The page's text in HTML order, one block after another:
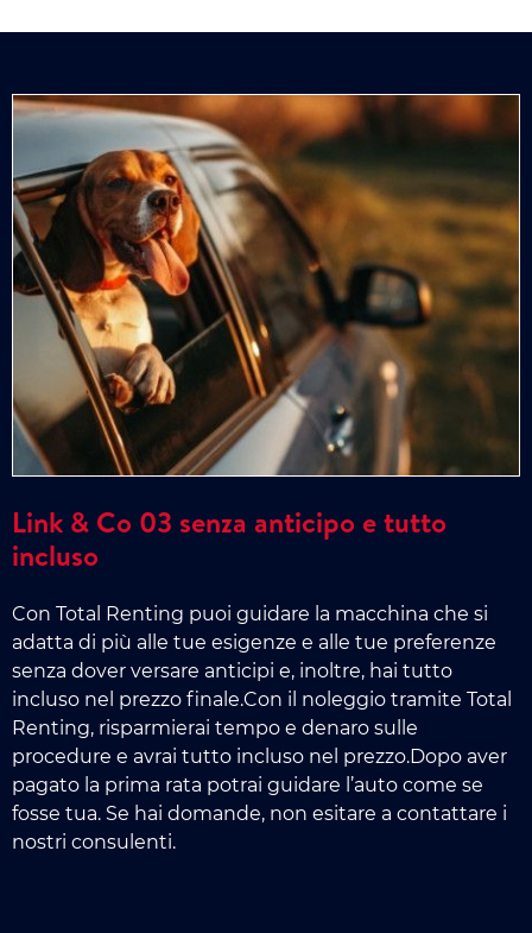
Link & Co 03 senza anticipo e tutto
incluso
Con Total Renting puoi guidare la macchina che si
adatta di più alle tue esigenze e alle tue preferenze
senza dover versare anticipi e, inoltre, hai tutto
incluso nel prezzo finale.Con il noleggio tramite Total
Renting, risparmierai tempo e denaro sulle
procedure e avrai tutto incluso nel prezzo.Dopo aver
pagato la prima rata potrai guidare l’auto come se
fosse tua. Se hai domande, non esitare a contattare i
nostri consulenti.